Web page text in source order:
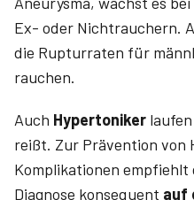
Ex- oder Nichtrauchern.
die Rupturraten für
rauchen.
Auch Hypertoniker
reißt. Zur Prävention von
Komplikationen
Diagnose konsequent auf